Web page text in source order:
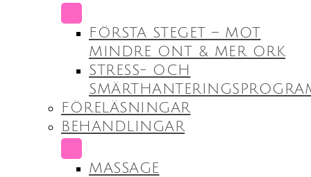
SUBMENU
FÖRSTA STEGET – MOT
MINDRE ONT & MER ORK
STRESS- OCH
FÖRELÄSNINGAR
BEHANDLINGAR
SUBMENU
MASSAGE